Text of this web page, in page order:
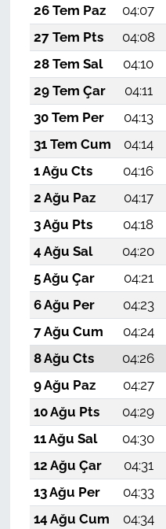
26 Tem Paz
04:07
27 Tem Pts
04:08
28 Tem Sal
04:10
29 Tem Çar
04:11
30 Tem Per
04:13
31 Tem Cum
04:14
1 Ağu Cts
04:16
2 Ağu Paz
04:17
3 Ağu Pts
04:18
4 Ağu Sal
04:20
5 Ağu Çar
04:21
6 Ağu Per
04:23
7 Ağu Cum
04:24
8 Ağu Cts
04:26
9 Ağu Paz
04:27
10 Ağu Pts
04:29
11 Ağu Sal
04:30
12 Ağu Çar
04:31
13 Ağu Per
04:33
14 Ağu Cum
04:34